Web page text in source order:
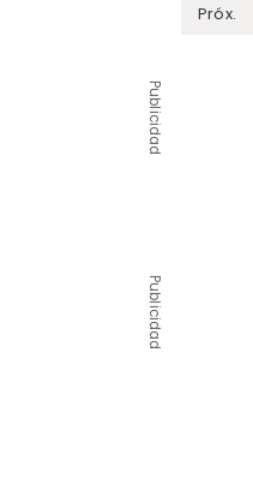
Próx.
Publicidad
Publicidad